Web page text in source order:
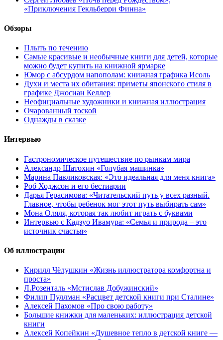
«Приключения Гекльберри Финна»
Обзоры
Плыть по течению
Самые красивые и необычные книги для детей, которые
можно будет купить на книжной ярмарке
Юмор с абсурдом напополам: книжная графика Исоль
Духи и места их обитания: приметы японского стиля в
графике Джосиан Келлер
Неофициальные художники и книжная иллюстрация
Очарованный тоской
Однажды в сказке
Интервью
Гастрономическое путешествие по рынкам мира
Александр Шатохин «Голубая машинка»
Марина Павликовская: «Это идеальная для меня книга»
Роб Ходжсон и его бестиарии
Дарья Герасимова: «Читательский путь у всех разный.
Главное, чтобы ребенок мог этот путь выбирать сам»
Мона Оляля, которая так любит играть с буквами
Интервью с Кадзуо Ивамура: «Семья и природа – это
источник счастья»
Об иллюстрации
Кирилл Чёлушкин «Жизнь иллюстратора комфортна и
проста»
Л.Розенталь «Мстислав Добужинский»
Филип Пуллман «Расцвет детской книги при Сталине»
Алексей Пахомов «Про свою работу»
Большие книжки для маленьких: иллюстрация детской
книги
Алексей Копейкин «Душевное тепло в детской книге —